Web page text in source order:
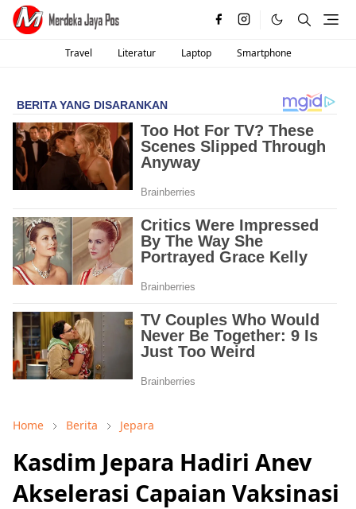
Travel Literatur Laptop Smartphone
Home Berita Jepara
Kasdim Jepara Hadiri Anev
Akselerasi Capaian Vaksinasi